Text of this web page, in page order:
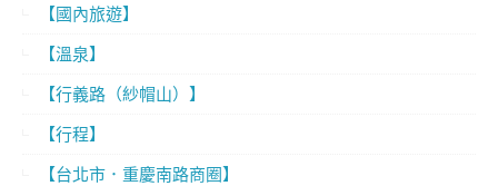
【國內旅遊】
【溫泉】
【行義路（紗帽山）】
【行程】
【台北市．重慶南路商圈】